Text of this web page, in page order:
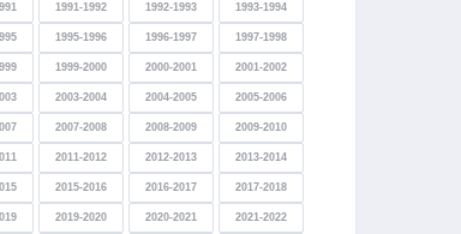
1991-1992 1992-1993 1993-1994
1995-1996 1996-1997 1997-1998
1999-2000 2000-2001 2001-2002
2003-2004 2004-2005 2005-2006
2007-2008 2008-2009 2009-2010
2011-2012 2012-2013 2013-2014
2015-2016 2016-2017 2017-2018
2019-2020 2020-2021 2021-2022